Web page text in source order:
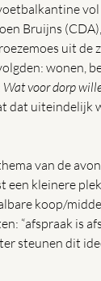
vol
Bruijns
uit de
wonen,
Wat voor dorp
dat uiteindelijk
van de
een kleinere
koop/
“afspraak is
steunen dit